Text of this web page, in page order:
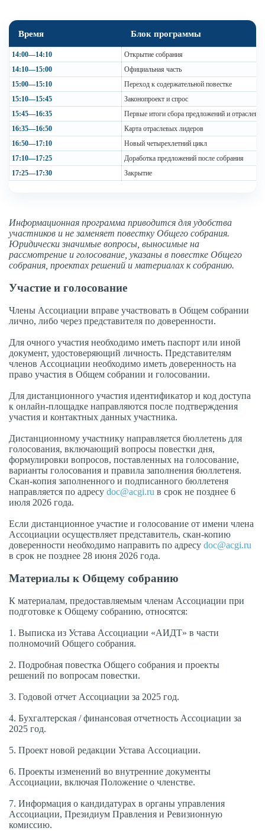
Время Блок программы
14:00—14:10
Открытие собрания
14:10—15:00
Официальная часть
15:00—15:10
Переход к содержательной повестке
15:10—15:45
Законопроект и спрос
15:45—16:35
Первые итоги сбора предложений и
16:35—16:50
Карта отраслевых лидеров
16:50—17:10
Новый четырехлетний цикл
17:10—17:25
Доработка предложений после собрания
17:25—17:30
Закрытие
Информационная программа приводится для удобства
участников и не заменяет повестку Общего собрания.
Юридически значимые вопросы, выносимые на
рассмотрение и голосование, указаны в повестке Общего
собрания, проектах решений и материалах к собранию.
Участие и голосование
Члены Ассоциации вправе участвовать в Общем собрании
лично, либо через представителя по доверенности.
Для очного участия необходимо иметь паспорт или иной
документ, удостоверяющий личность. Представителям
членов Ассоциации необходимо иметь доверенность на
право участия в Общем собрании и голосовании.
Для дистанционного участия идентификатор и код доступа
к онлайн-площадке направляются после подтверждения
участия и контактных данных участника.
Дистанционному участнику направляется бюллетень для
голосования, включающий вопросы повестки дня,
формулировки вопросов, поставленных на голосование,
варианты голосования и правила заполнения бюллетеня.
Скан-копия заполненного и подписанного бюллетеня
направляется по адресу doc@acgi.ru в срок не позднее 6
июля 2026 года.
Если дистанционное участие и голосование от имени члена
Ассоциации осуществляет представитель, скан-копию
доверенности необходимо направить по адресу doc@acgi.ru
в срок не позднее 28 июня 2026 года.
Материалы к Общему собранию
К материалам, предоставляемым членам Ассоциации при
подготовке к Общему собранию, относятся:
1. Выписка из Устава Ассоциации «АИДТ» в части
полномочий Общего собрания.
2. Подробная повестка Общего собрания и проекты
решений по вопросам повестки.
3. Годовой отчет Ассоциации за 2025 год.
4. Бухгалтерская / финансовая отчетность Ассоциации за
2025 год.
5. Проект новой редакции Устава Ассоциации.
6. Проекты изменений во внутренние документы
Ассоциации, включая Положение о членстве.
7. Информация о кандидатурах в органы управления
Ассоциации, Президиум Правления и Ревизионную
комиссию.